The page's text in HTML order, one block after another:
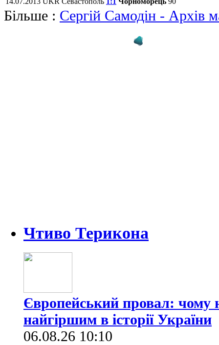
Більше : Сергiй Самодiн - Архів
Чтиво Терикона
Європейський провал: чому
найгіршим в історії України
06.08.26 10:10